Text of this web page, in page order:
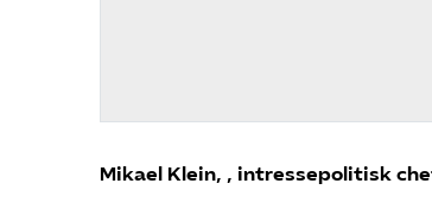
Mikael Klein, , intressepolitisk